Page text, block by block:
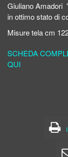
Giuliano Amadori
in ottimo stato di
Misure tela cm
SCHEDA
QUI